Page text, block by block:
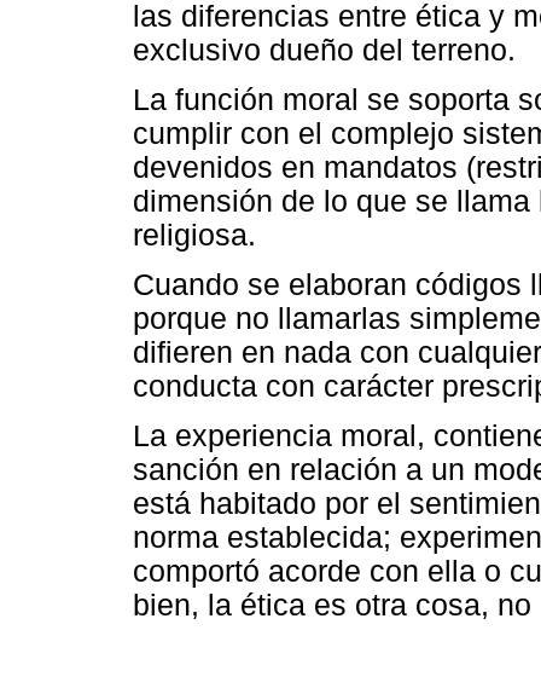
las diferencias entre ética y
exclusivo dueño del terreno.
La función moral se soporta
cumplir con el complejo
devenidos en mandatos
dimensión de lo que se
religiosa.
Cuando se elaboran códigos
porque no llamarlas
difieren en nada con
conducta con carácter
La experiencia moral,
sanción en relación a un
está habitado por el
norma establecida;
comportó acorde con ella o
bien, la ética es otra cosa,